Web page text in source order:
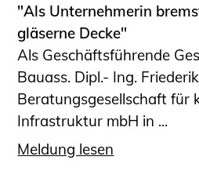
Informationen für
Verbraucher
Ingenieursuche (Mitglieder
NRW)
Fachlisten
Bauherren-ABC
Informationen für
"Als Unternehmerin
gläserne Decke"
Als Geschäftsführende
Bauass. Dipl.- Ing.
Beratungsgesellschaft für
Infrastruktur mbH in ...
Meldung lesen